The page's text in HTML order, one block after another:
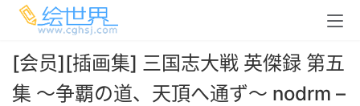
[会员][插画集] 三国志大戦 英傑録 第五
集 ～争覇の道、天頂へ通ず～ nodrm –